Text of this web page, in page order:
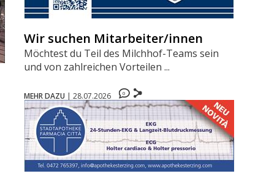
Wir suchen Mitarbeiter/innen
Möchtest du Teil des Milchhof-Teams sein
und von zahlreichen Vorteilen ...
MEHR DAZU | 28.07.2026 0